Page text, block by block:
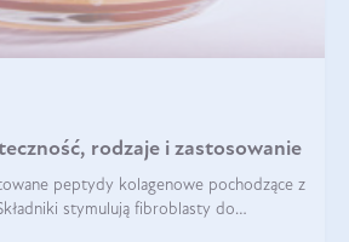
rodzaje i zastosowanie
peptydy kolagenowe pochodzące z